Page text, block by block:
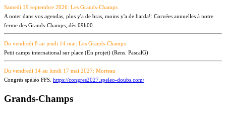
Samedi 19 septembre 2026: Les Grands-Champs
A noter dans vos agendas, plus y'a de bras, moins y'a de barda!: Corvées annuelles à notre
ferme des Grands-Champs, dès 09h00.
Du vendredi 8 au jeudi 14 mai: Les Grands-Champs
Petit camps international sur place (En projet) (Rens. PascalG)
Du vendredi 14 au lundi 17 mai 2027: Morteau
Congrès spéléo FFS. https://congres2027.speleo-doubs.com/
Grands-Champs